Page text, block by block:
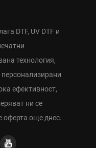
DTF, UV DTF и
технология,
персонализирани
ефективност,
ни се
оферта още днес.